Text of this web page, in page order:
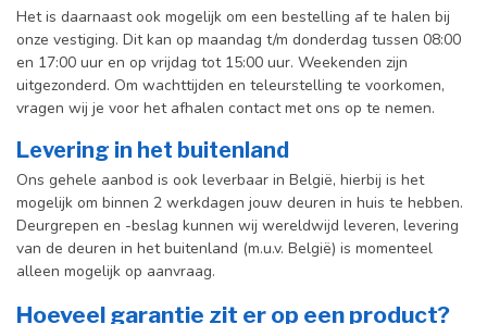
Het is daarnaast ook mogelijk om een bestelling af te halen bij
onze vestiging. Dit kan op maandag t/m donderdag tussen 08:00
en 17:00 uur en op vrijdag tot 15:00 uur. Weekenden zijn
uitgezonderd. Om wachttijden en teleurstelling te voorkomen,
vragen wij je voor het afhalen contact met ons op te nemen.
Levering in het buitenland
Ons gehele aanbod is ook leverbaar in België, hierbij is het
mogelijk om binnen 2 werkdagen jouw deuren in huis te hebben.
Deurgrepen en -beslag kunnen wij wereldwijd leveren, levering
van de deuren in het buitenland (m.u.v. België) is momenteel
alleen mogelijk op aanvraag.
Hoeveel garantie zit er op een product?